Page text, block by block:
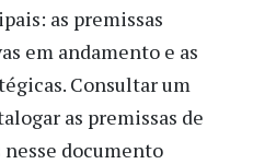
as premissas
em andamento e as
Consultar um
as premissas de
documento